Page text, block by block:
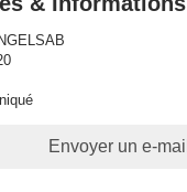
Envoyer un e-mail